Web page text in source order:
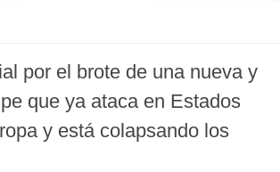
por el brote de una nueva y
que ya ataca en Estados
y está colapsando los